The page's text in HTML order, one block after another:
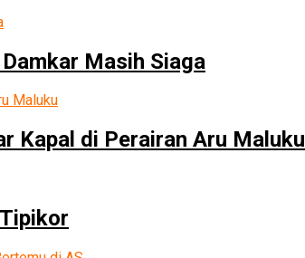
Masih Siaga
Kapal di Perairan Aru Maluku